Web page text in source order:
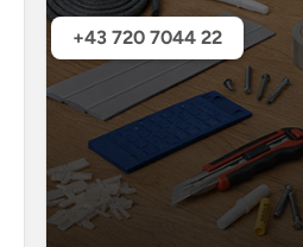
+43 720 7044 22